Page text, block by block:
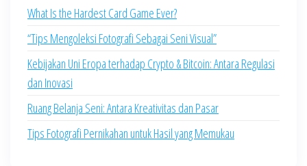
What Is the Hardest Card Game Ever?
“Tips Mengoleksi Fotografi Sebagai Seni Visual”
Kebijakan Uni Eropa terhadap Crypto & Bitcoin: Antara Regulasi
dan Inovasi
Ruang Belanja Seni: Antara Kreativitas dan Pasar
Tips Fotografi Pernikahan untuk Hasil yang Memukau